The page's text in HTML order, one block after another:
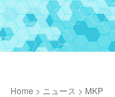
Home > ニュース > MKP